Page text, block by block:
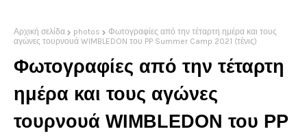
Αρχική σελίδα photos
Φωτογραφίες από την τέταρτη ημέρα και τους
αγώνες τουρνουά WIMBLEDON του PP Summer Camp 2021 (τένις)
Φωτογραφίες από την τέταρτη
ημέρα και τους αγώνες
τουρνουά WIMBLEDON του PP